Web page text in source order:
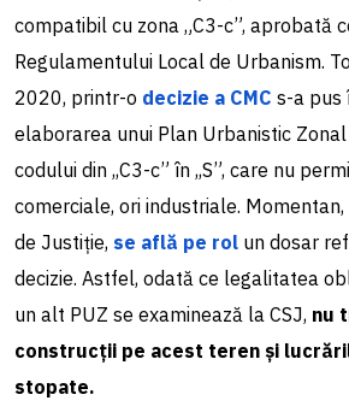
compatibil cu zona „C3-c”, aprobată
Regulamentului Local de Urbanism.
2020, printr-o decizie a CMC s-a pus
elaborarea unui Plan Urbanistic
codului din ,,C3-c” în ,,S”, care nu
comerciale, ori industriale.
de Justiție, se află pe rol un dosar
decizie. Astfel, odată ce legalitatea
un alt PUZ se examinează la CSJ, nu
construcții pe acest teren și
stopate.